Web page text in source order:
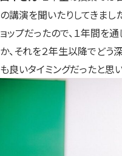
の講演を聞いたりしてきま
ョップだったので、１年間を
か、それを２年生以降でどう
も良いタイミングだったと思